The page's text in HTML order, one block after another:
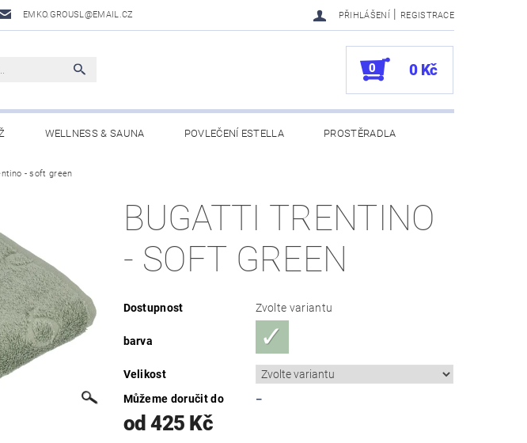
EMKO.GROUSL@EMAIL.CZ PŘIHLÁŠENÍ | REGISTRACE
0 0 Kč
WELLNESS & SAUNA POVLEČENÍ ESTELLA PROSTĚRADLA
DĚTI DÁRKOVÉ SADY A POUKAZY
- soft green
BUGATTI TRENTINO
- SOFT GREEN
Dostupnost Zvolte variantu
barva
Velikost
Můžeme doručit do
–
od 425 Kč